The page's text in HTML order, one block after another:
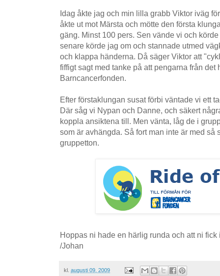
Idag åkte jag och min lilla grabb Viktor iväg
åkte ut mot Märsta och mötte den första
gäng. Minst 100 pers. Sen vände vi och
senare körde jag om och stannade utmed
och klappa händerna. Då säger Viktor att
fiffigt sagt med tanke på att pengarna från det
Barncancerfonden.
Efter förstaklungan susat förbi väntade vi ett
Där såg vi Nypan och Danne, och säkert
koppla ansiktena till. Men vänta, låg de i
som är avhängda. Så fort man inte är med så
gruppetton.
Hoppas ni hade en härlig runda och att ni
/Johan
kl. augusti 09, 2009